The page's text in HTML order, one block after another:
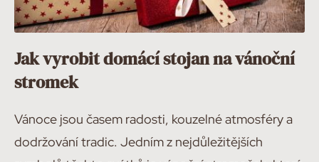
Jak vyrobit domácí stojan na vánoční
stromek
Vánoce jsou časem radosti, kouzelné atmosféry a
dodržování tradic. Jedním z nejdůležitějších